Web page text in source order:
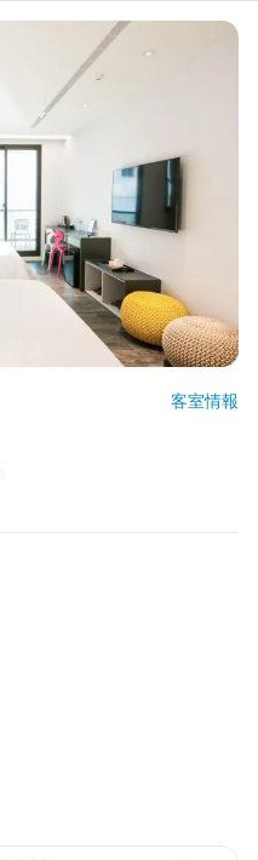
客室情報